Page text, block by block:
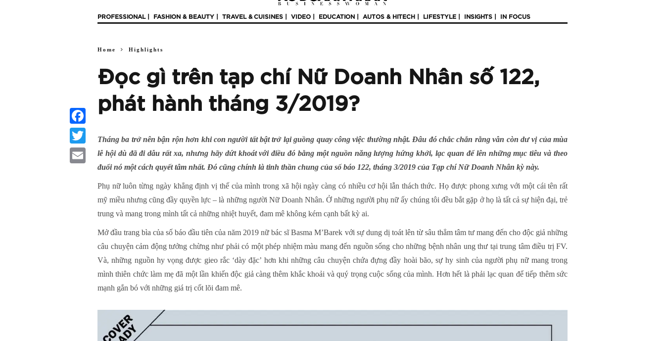
PROFESSIONAL FASHION & BEAUTY TRAVEL & CUISINES VIDEO EDUCATION AUTOS & HITECH LIFESTYLE INSIGHTS IN FOCUS
Home Highlights
Đọc gì trên tạp chí Nữ Doanh Nhân số 122,
phát hành tháng 3/2019?
Tháng ba trở nên bận rộn hơn khi con người tất bật trở lại guồng quay công việc thường nhật. Đâu đó chắc chắn rằng vẫn còn dư vị của mùa
lễ hội dù đã đi dẫu rất xa, nhưng hãy dứt khoát với điều đó bằng một nguồn năng lượng hứng khởi, lạc quan để lên những mục tiêu và theo
đuổi nó một cách quyết tâm nhất. Đó cũng chính là tinh thần chung của số báo 122, tháng 3/2019 của Tạp chí Nữ Doanh Nhân kỳ này.
Phụ nữ luôn từng ngày khẳng định vị thế của mình trong xã hội ngày càng có nhiều cơ hội lẫn thách thức. Họ được phong xưng với một cái tên rất
mỹ miều nhưng cũng đầy quyền lực – là những người Nữ Doanh Nhân. Ở những người phụ nữ ấy chúng tôi đều bắt gặp ở họ là tất cả sự hiện đại, trẻ
trung và mang trong mình tất cả những nhiệt huyết, đam mê không kém cạnh bất kỳ ai.
Mở đầu trang bìa của số báo đầu tiên của năm 2019 nữ bác sĩ Basma M’Barek với sự dung dị toát lên từ sâu thẳm tâm tư mang đến cho độc giả những
câu chuyện cảm động tưởng chừng như phải có một phép nhiệm màu mang đến nguồn sống cho những bệnh nhân ung thư tại trung tâm điều trị FV.
Và, những nguồn hy vọng được gieo rắc ‘dày đặc’ hơn khi những câu chuyện chứa đựng đầy hoài bão, sự hy sinh của người phụ nữ mang trong
mình thiên chức làm mẹ đã một lần khiến độc giả càng thêm khắc khoải và quý trọng cuộc sống của mình. Hơn hết là phải lạc quan để tiếp thêm sức
mạnh gắn bó với những giá trị cốt lõi đam mê.
Facebook
Twitter